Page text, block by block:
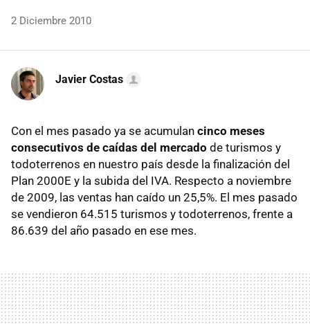
2 Diciembre 2010
Javier Costas
Con el mes pasado ya se acumulan cinco meses
consecutivos de caídas del mercado de turismos y
todoterrenos en nuestro país desde la finalización del
Plan 2000E y la subida del IVA. Respecto a noviembre
de 2009, las ventas han caído un 25,5%. El mes pasado
se vendieron 64.515 turismos y todoterrenos, frente a
86.639 del año pasado en ese mes.